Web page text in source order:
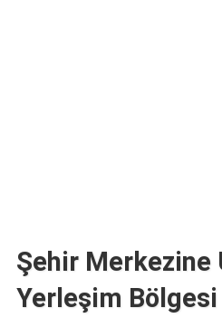
Şehir Merkezine
Yerleşim